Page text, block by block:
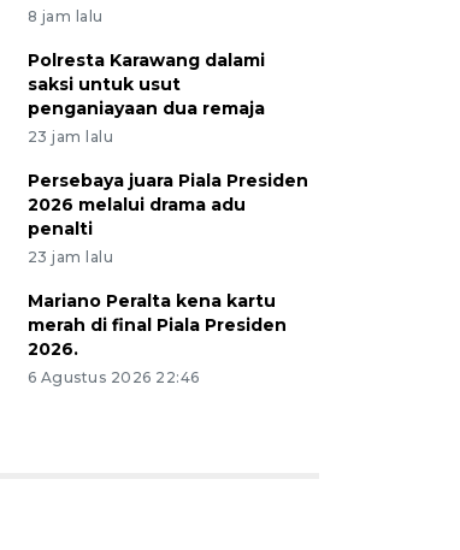
8 jam lalu
Polresta Karawang dalami
saksi untuk usut
penganiayaan dua remaja
23 jam lalu
Persebaya juara Piala Presiden
2026 melalui drama adu
penalti
23 jam lalu
Mariano Peralta kena kartu
merah di final Piala Presiden
2026.
6 Agustus 2026 22:46